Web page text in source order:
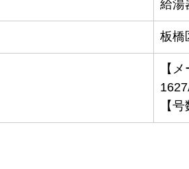
給湯
板橋
【
【